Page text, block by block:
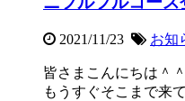
2021/11/23 お知
皆さまこんにちは＾
もうすぐそこまで来